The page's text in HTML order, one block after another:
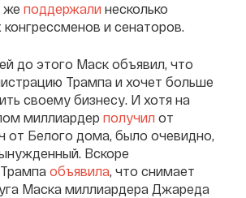
же поддержали несколько
и сенаторов.
до этого Маск объявил, что
Трампа и хочет больше
своему бизнесу. И хотя на
миллиардер получил от
от Белого дома, было очевидно,
Вскоре
объявила, что снимает
Маска миллиардера Джареда